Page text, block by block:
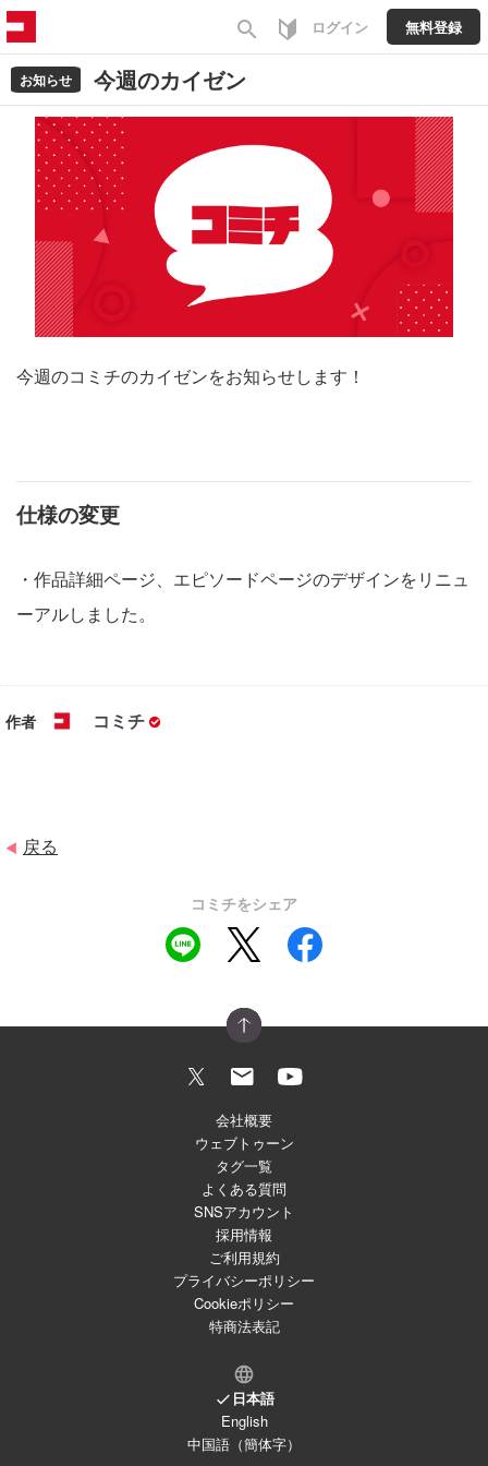
search ログイン 無料登録
お知らせ 今週のカイゼン
今週のコミチのカイゼンをお知らせします！
仕様の変更
・作品詳細ページ、エピソードページのデザインをリニュ
ーアルしました。
作者 コミチ
◀ 戻る
コミチをシェア
会社概要
ウェブトゥーン
タグ一覧
よくある質問
SNSアカウント
採用情報
ご利用規約
プライバシーポリシー
Cookieポリシー
特商法表記
日本語
English
中国語（簡体字）